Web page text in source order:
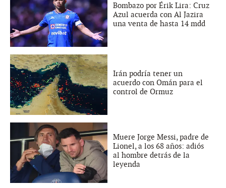
Bombazo por Érik Lira: Cruz
Azul acuerda con Al Jazira
una venta de hasta 14 mdd
Irán podría tener un
acuerdo con Omán para el
control de Ormuz
Muere Jorge Messi, padre de
Lionel, a los 68 años: adiós
al hombre detrás de la
leyenda